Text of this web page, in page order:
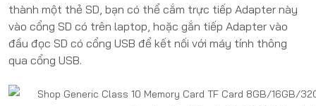
thành một thẻ SD, bạn có thể cắm trực tiếp Adapter này
vào cổng SD có trên laptop, hoặc gắn tiếp Adapter vào
đầu đọc SD có cổng USB để kết nối với máy tính thông
qua cổng USB.